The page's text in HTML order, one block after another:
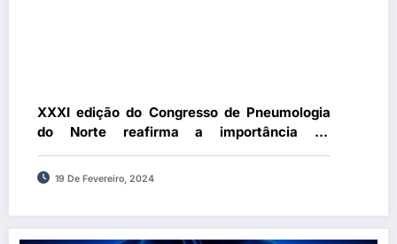
XXXI edição do Congresso de Pneumologia
do Norte reafirma a importância da
multidisciplinariedade na abordagem ao
doente respiratório
19 De Fevereiro, 2024